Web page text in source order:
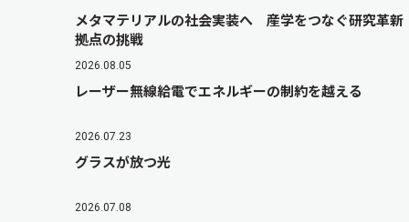
メタマテリアルの社会実装へ 産学をつなぐ研究革新
拠点の挑戦
2026.08.05
レーザー無線給電でエネルギーの制約を越える
2026.07.23
グラスが放つ光
2026.07.08